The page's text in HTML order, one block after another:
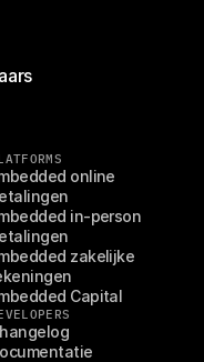
online
in-person
zakelijke
Capital